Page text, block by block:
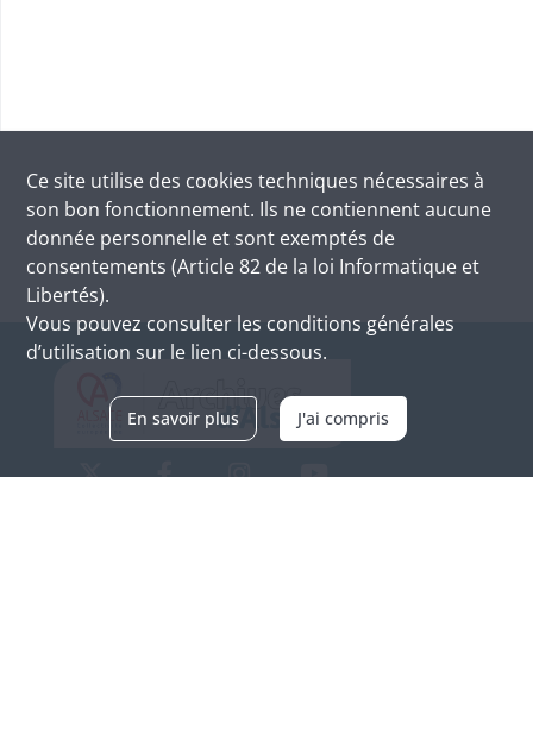
Ce site utilise des cookies techniques nécessaires à
son bon fonctionnement. Ils ne contiennent aucune
donnée personnelle et sont exemptés de
consentements (Article 82 de la loi Informatique et
Libertés).
Vous pouvez consulter les conditions générales
d’utilisation sur le lien ci-dessous.
En savoir plus J'ai compris